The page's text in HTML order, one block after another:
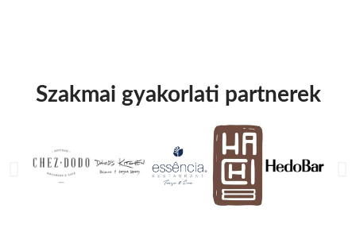
Szakmai gyakorlati partnerek